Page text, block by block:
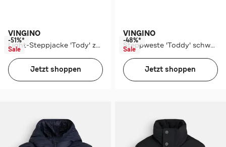
VINGINO
Light-Steppjacke 'Tody' zweifarbig
-51%*
Sale
Jetzt shoppen
VINGINO
Steppweste 'Toddy' schwarz
-48%*
Sale
Jetzt shoppen